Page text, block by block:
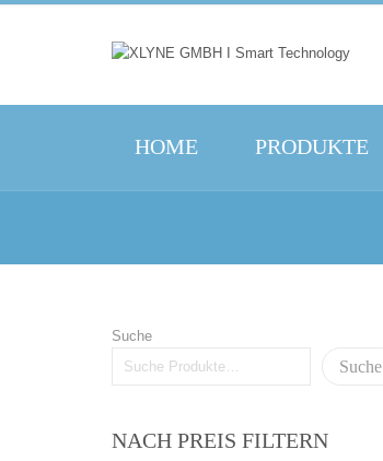
HOME PRODUKTE
Suche
Suche
NACH PREIS FILTERN